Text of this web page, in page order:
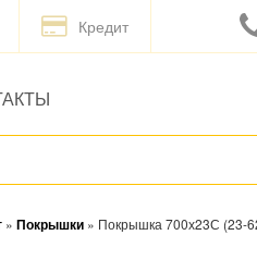
Кредит
» Покрышки » Покрышка 700х23С (23-